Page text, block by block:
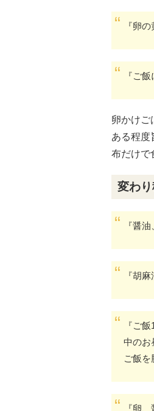
『卵
『ご
卵かけご
ある程度
布だけで
変わ
『醤
『胡
『ご
中のお
ご飯を
『卵